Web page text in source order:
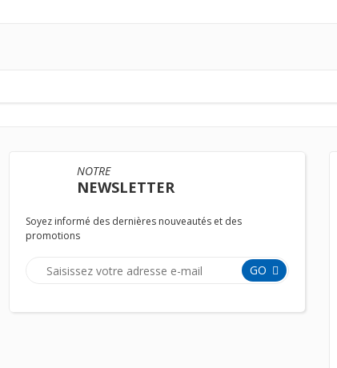
NOTRE
NEWSLETTER
Soyez informé des dernières nouveautés et des
promotions
GO